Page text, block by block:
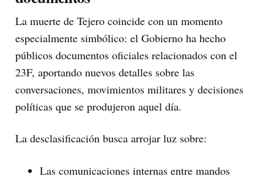
La muerte de Tejero coincide con un momento
especialmente simbólico: el Gobierno ha hecho
públicos documentos oficiales relacionados con el
23F, aportando nuevos detalles sobre las
conversaciones, movimientos militares y decisiones
políticas que se produjeron aquel día.
La desclasificación busca arrojar luz sobre:
Las comunicaciones internas entre mandos